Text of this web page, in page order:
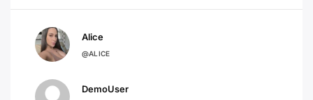
Alice
@ALICE
DemoUser